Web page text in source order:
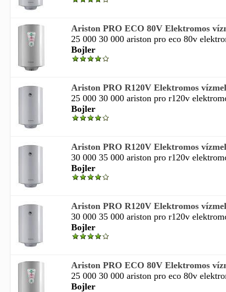
Ariston PRO ECO 80V Elektromos
25 000 30 000 ariston pro eco 80v
Bojler
Ariston PRO R120V Elektromos
25 000 30 000 ariston pro r120v
Bojler
Ariston PRO R120V Elektromos
30 000 35 000 ariston pro r120v
Bojler
Ariston PRO R120V Elektromos
30 000 35 000 ariston pro r120v
Bojler
Ariston PRO ECO 80V Elektromos
25 000 30 000 ariston pro eco 80v
Bojler